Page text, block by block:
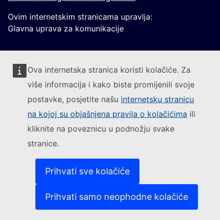
Ova internetska stranica koristi kolačiće. Za
više informacija i kako biste promijenili svoje
postavke, posjetite našu internetsku stranicu
na kojoj su objašnjena pravila o kolačićima ili
kliknite na poveznicu u podnožju svake
stranice.
Prihvati sve kolačiće
Prihvati samo neophodne kolačiće
Ovim internetskim stranicama upravlja:
Glavna uprava za komunikacije
Pratite Europsku komisiju
Kontakt(Vanjska poveznica)
Prijavite ranjivost IT-a
Jezici na našim internetskim stranicama
(Vanjska poveznica)
Politika zaštite privatnosti
Pravna obavijest
(Vanjska poveznica)